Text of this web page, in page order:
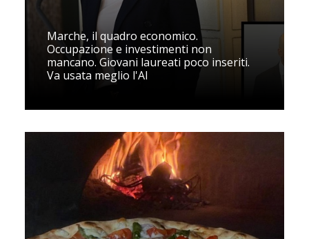
Marche, il quadro economico.
Occupazione e investimenti non
mancano. Giovani laureati poco inseriti.
Va usata meglio l'AI